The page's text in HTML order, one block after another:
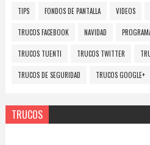
TIPS FONDOS DE PANTALLA VIDEOS
TRUCOS FACEBOOK NAVIDAD
TRUCOS TUENTI TRUCOS TWITTER
TRUCOS DE SEGURIDAD TRUCOS GOOGLE+
TRUCOS